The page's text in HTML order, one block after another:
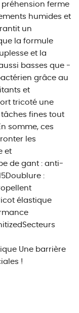
ferme
humides et
un
la formule
et la
basses que -
grâce au
et
tricoté une
fines tout
somme, ces
les
et
de gant : anti-
:
élastique
Une barrière
!